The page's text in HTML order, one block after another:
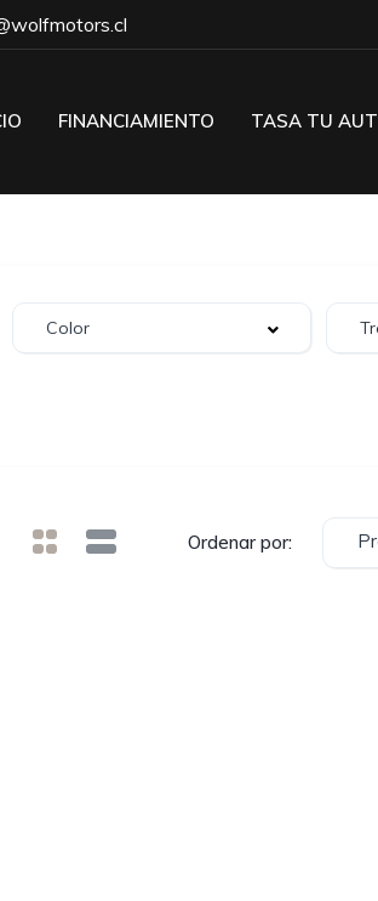
FINANCIAMIENTO TASA TU
Ordenar por: